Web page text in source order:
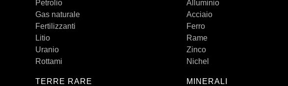
Petrolio
Gas naturale
Fertilizzanti
Litio
Uranio
Rottami
TERRE RARE
Alluminio
Acciaio
Ferro
Rame
Zinco
Nichel
MINERALI